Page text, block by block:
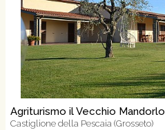
Agriturismo il Vecchio Mandorlo
Castiglione della Pescaia (Grosseto)